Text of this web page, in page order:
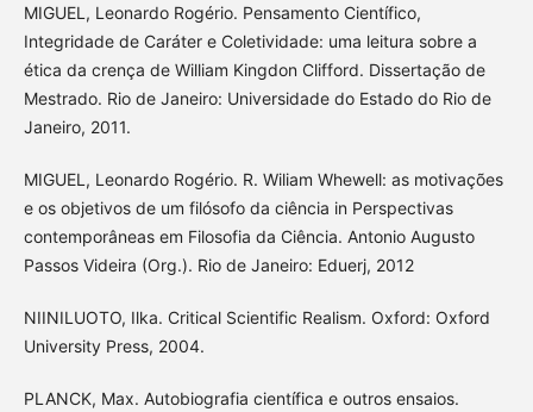
MIGUEL, Leonardo Rogério. Pensamento Científico,
Integridade de Caráter e Coletividade: uma leitura sobre a
ética da crença de William Kingdon Clifford. Dissertação de
Mestrado. Rio de Janeiro: Universidade do Estado do Rio de
Janeiro, 2011.
MIGUEL, Leonardo Rogério. R. Wiliam Whewell: as motivações
e os objetivos de um filósofo da ciência in Perspectivas
contemporâneas em Filosofia da Ciência. Antonio Augusto
Passos Videira (Org.). Rio de Janeiro: Eduerj, 2012
NIINILUOTO, Ilka. Critical Scientific Realism. Oxford: Oxford
University Press, 2004.
PLANCK, Max. Autobiografia científica e outros ensaios.